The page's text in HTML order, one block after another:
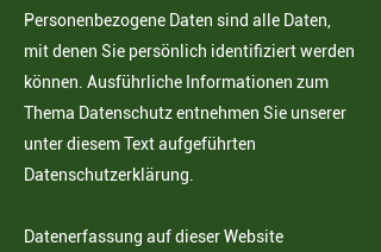
Personenbezogene Daten sind alle Daten,
mit denen Sie persönlich identifiziert werden
können. Ausführliche Informationen zum
Thema Datenschutz entnehmen Sie unserer
unter diesem Text aufgeführten
Datenschutzerklärung.
Datenerfassung auf dieser Website